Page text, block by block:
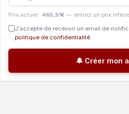
Prix actuel : 465,51€ — entrez un prix
J'accepte de recevoir un email de
politique de confidentialité.
🔔 Créer mon